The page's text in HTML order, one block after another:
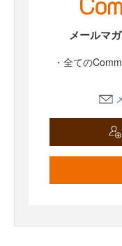
メールマ
・全ての